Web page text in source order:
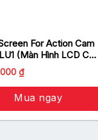
For Action Cam
(Màn Hình LCD Cho
Cam)
₫
Mua ngay